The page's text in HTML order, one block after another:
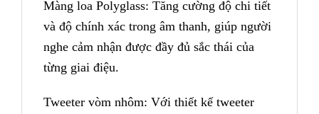
Màng loa Polyglass: Tăng cường độ chi tiết
và độ chính xác trong âm thanh, giúp người
nghe cảm nhận được đầy đủ sắc thái của
từng giai điệu.
Tweeter vòm nhôm: Với thiết kế tweeter